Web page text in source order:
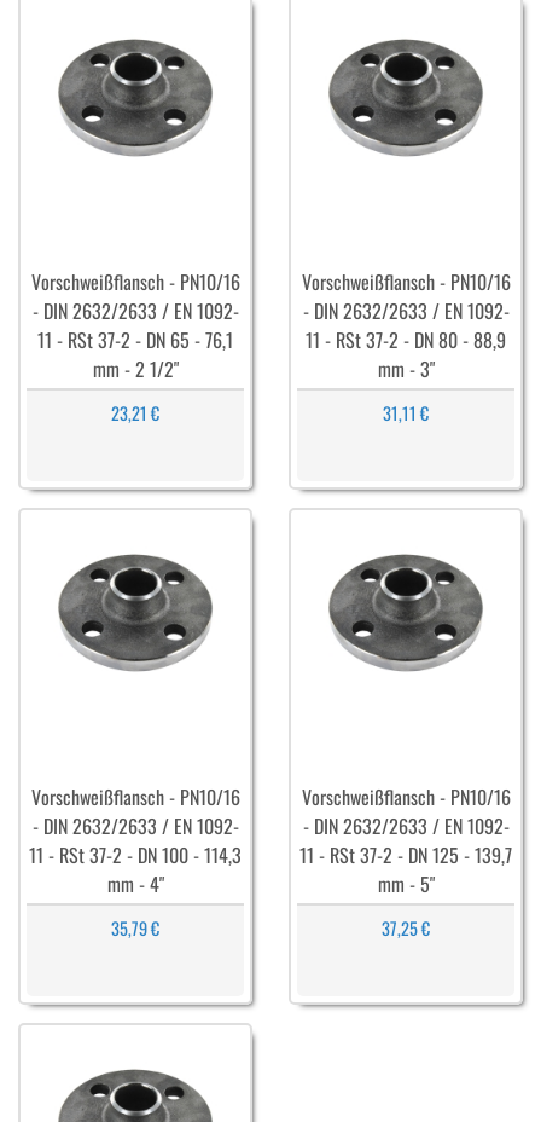
Vorschweißflansch - PN10/16
- DIN 2632/2633 / EN 1092-
11 - RSt 37-2 - DN 65 - 76,1
mm - 2 1/2"
23,21 €
Vorschweißflansch - PN10/16
- DIN 2632/2633 / EN 1092-
11 - RSt 37-2 - DN 80 - 88,9
mm - 3"
31,11 €
Vorschweißflansch - PN10/16
- DIN 2632/2633 / EN 1092-
11 - RSt 37-2 - DN 100 - 114,3
mm - 4"
35,79 €
Vorschweißflansch - PN10/16
- DIN 2632/2633 / EN 1092-
11 - RSt 37-2 - DN 125 - 139,7
mm - 5"
37,25 €